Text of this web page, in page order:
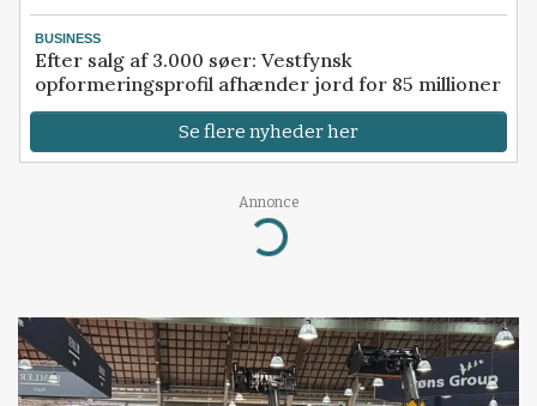
BUSINESS
Efter salg af 3.000 søer: Vestfynsk
opformeringsprofil afhænder jord for 85 millioner
Se flere nyheder her
Annonce
Loading...